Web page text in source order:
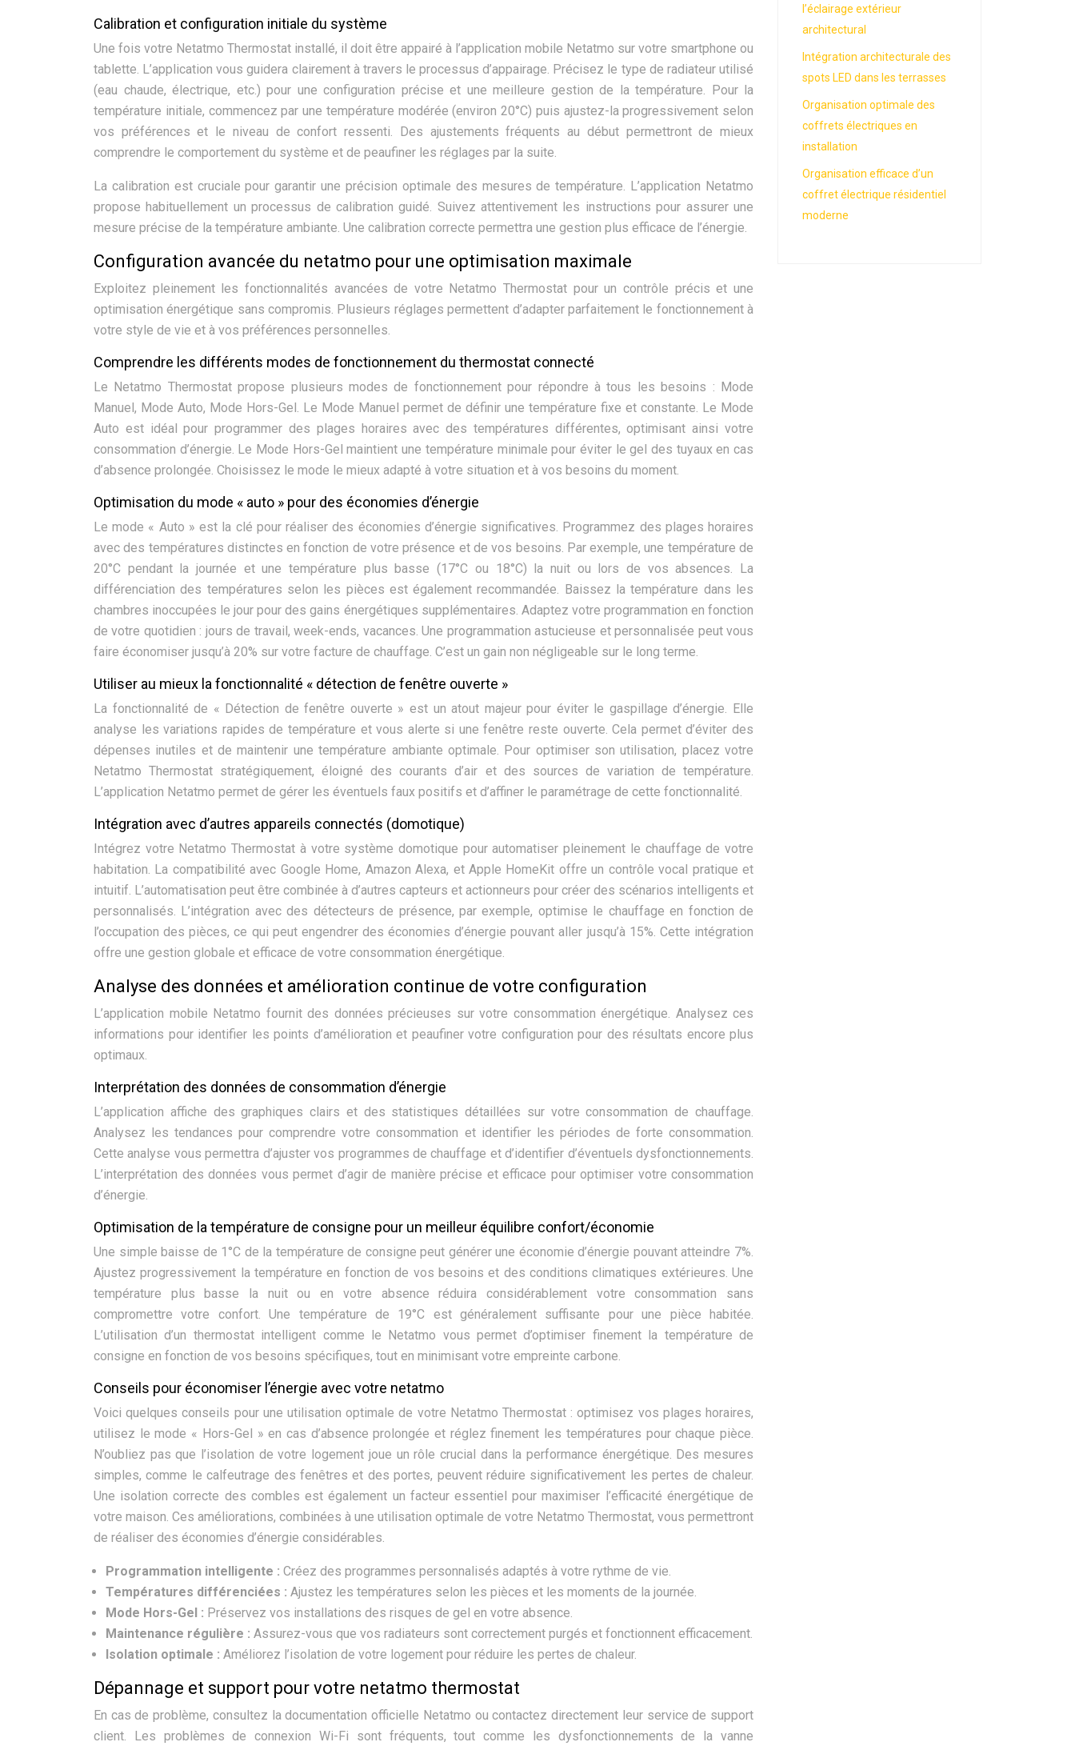
Calibration et configuration initiale du système
Une fois votre Netatmo Thermostat installé, il doit être appairé à l’application mobile Netatmo sur votre smartphone ou
tablette. L’application vous guidera clairement à travers le processus d’appairage. Précisez le type de radiateur utilisé
(eau chaude, électrique, etc.) pour une configuration précise et une meilleure gestion de la température. Pour la
température initiale, commencez par une température modérée (environ 20°C) puis ajustez-la progressivement selon
vos préférences et le niveau de confort ressenti. Des ajustements fréquents au début permettront de mieux
comprendre le comportement du système et de peaufiner les réglages par la suite.
La calibration est cruciale pour garantir une précision optimale des mesures de température. L’application Netatmo
propose habituellement un processus de calibration guidé. Suivez attentivement les instructions pour assurer une
mesure précise de la température ambiante. Une calibration correcte permettra une gestion plus efficace de l’énergie.
Configuration avancée du netatmo pour une optimisation maximale
Exploitez pleinement les fonctionnalités avancées de votre Netatmo Thermostat pour un contrôle précis et une
optimisation énergétique sans compromis. Plusieurs réglages permettent d’adapter parfaitement le fonctionnement à
votre style de vie et à vos préférences personnelles.
Comprendre les différents modes de fonctionnement du thermostat connecté
Le Netatmo Thermostat propose plusieurs modes de fonctionnement pour répondre à tous les besoins : Mode
Manuel, Mode Auto, Mode Hors-Gel. Le Mode Manuel permet de définir une température fixe et constante. Le Mode
Auto est idéal pour programmer des plages horaires avec des températures différentes, optimisant ainsi votre
consommation d’énergie. Le Mode Hors-Gel maintient une température minimale pour éviter le gel des tuyaux en cas
d’absence prolongée. Choisissez le mode le mieux adapté à votre situation et à vos besoins du moment.
Optimisation du mode « auto » pour des économies d’énergie
Le mode « Auto » est la clé pour réaliser des économies d’énergie significatives. Programmez des plages horaires
avec des températures distinctes en fonction de votre présence et de vos besoins. Par exemple, une température de
20°C pendant la journée et une température plus basse (17°C ou 18°C) la nuit ou lors de vos absences. La
différenciation des températures selon les pièces est également recommandée. Baissez la température dans les
chambres inoccupées le jour pour des gains énergétiques supplémentaires. Adaptez votre programmation en fonction
de votre quotidien : jours de travail, week-ends, vacances. Une programmation astucieuse et personnalisée peut vous
faire économiser jusqu’à 20% sur votre facture de chauffage. C’est un gain non négligeable sur le long terme.
Utiliser au mieux la fonctionnalité « détection de fenêtre ouverte »
La fonctionnalité de « Détection de fenêtre ouverte » est un atout majeur pour éviter le gaspillage d’énergie. Elle
analyse les variations rapides de température et vous alerte si une fenêtre reste ouverte. Cela permet d’éviter des
dépenses inutiles et de maintenir une température ambiante optimale. Pour optimiser son utilisation, placez votre
Netatmo Thermostat stratégiquement, éloigné des courants d’air et des sources de variation de température.
L’application Netatmo permet de gérer les éventuels faux positifs et d’affiner le paramétrage de cette fonctionnalité.
Intégration avec d’autres appareils connectés (domotique)
Intégrez votre Netatmo Thermostat à votre système domotique pour automatiser pleinement le chauffage de votre
habitation. La compatibilité avec Google Home, Amazon Alexa, et Apple HomeKit offre un contrôle vocal pratique et
intuitif. L’automatisation peut être combinée à d’autres capteurs et actionneurs pour créer des scénarios intelligents et
personnalisés. L’intégration avec des détecteurs de présence, par exemple, optimise le chauffage en fonction de
l’occupation des pièces, ce qui peut engendrer des économies d’énergie pouvant aller jusqu’à 15%. Cette intégration
offre une gestion globale et efficace de votre consommation énergétique.
Analyse des données et amélioration continue de votre configuration
L’application mobile Netatmo fournit des données précieuses sur votre consommation énergétique. Analysez ces
informations pour identifier les points d’amélioration et peaufiner votre configuration pour des résultats encore plus
optimaux.
Interprétation des données de consommation d’énergie
L’application affiche des graphiques clairs et des statistiques détaillées sur votre consommation de chauffage.
Analysez les tendances pour comprendre votre consommation et identifier les périodes de forte consommation.
Cette analyse vous permettra d’ajuster vos programmes de chauffage et d’identifier d’éventuels dysfonctionnements.
L’interprétation des données vous permet d’agir de manière précise et efficace pour optimiser votre consommation
d’énergie.
Optimisation de la température de consigne pour un meilleur équilibre confort/économie
Une simple baisse de 1°C de la température de consigne peut générer une économie d’énergie pouvant atteindre 7%.
Ajustez progressivement la température en fonction de vos besoins et des conditions climatiques extérieures. Une
température plus basse la nuit ou en votre absence réduira considérablement votre consommation sans
compromettre votre confort. Une température de 19°C est généralement suffisante pour une pièce habitée.
L’utilisation d’un thermostat intelligent comme le Netatmo vous permet d’optimiser finement la température de
consigne en fonction de vos besoins spécifiques, tout en minimisant votre empreinte carbone.
Conseils pour économiser l’énergie avec votre netatmo
Voici quelques conseils pour une utilisation optimale de votre Netatmo Thermostat : optimisez vos plages horaires,
utilisez le mode « Hors-Gel » en cas d’absence prolongée et réglez finement les températures pour chaque pièce.
N’oubliez pas que l’isolation de votre logement joue un rôle crucial dans la performance énergétique. Des mesures
simples, comme le calfeutrage des fenêtres et des portes, peuvent réduire significativement les pertes de chaleur.
Une isolation correcte des combles est également un facteur essentiel pour maximiser l’efficacité énergétique de
votre maison. Ces améliorations, combinées à une utilisation optimale de votre Netatmo Thermostat, vous permettront
de réaliser des économies d’énergie considérables.
Programmation intelligente : Créez des programmes personnalisés adaptés à votre rythme de vie.
Températures différenciées : Ajustez les températures selon les pièces et les moments de la journée.
Mode Hors-Gel : Préservez vos installations des risques de gel en votre absence.
Maintenance régulière : Assurez-vous que vos radiateurs sont correctement purgés et fonctionnent efficacement.
Isolation optimale : Améliorez l’isolation de votre logement pour réduire les pertes de chaleur.
Dépannage et support pour votre netatmo thermostat
En cas de problème, consultez la documentation officielle Netatmo ou contactez directement leur service de support
client. Les problèmes de connexion Wi-Fi sont fréquents, tout comme les dysfonctionnements de la vanne
l’éclairage extérieur
architectural
Intégration architecturale des
spots LED dans les terrasses
Organisation optimale des
coffrets électriques en
installation
Organisation efficace d’un
coffret électrique résidentiel
moderne